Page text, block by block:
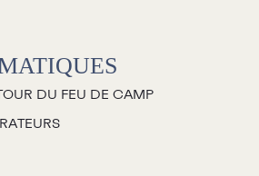
DU FEU DE CAMP